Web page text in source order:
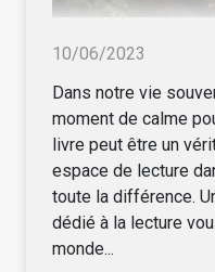
10/06/2023
Dans notre vie
moment de calme
livre peut être un
espace de lecture
toute la différence.
dédié à la lecture
monde...